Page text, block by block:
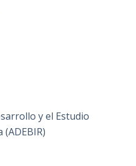
y el Estudio